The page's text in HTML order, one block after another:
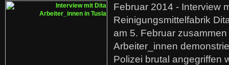
Februar 2014 - Interview
Reinigungsmittelfabrik
am 5. Februar
Arbeiter_innen
Polizei brutal angegriffen